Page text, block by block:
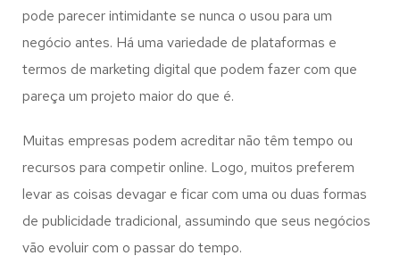
pode parecer intimidante se nunca o usou para um
negócio antes. Há uma variedade de plataformas e
termos de marketing digital que podem fazer com que
pareça um projeto maior do que é.
Muitas empresas podem acreditar não têm tempo ou
recursos para competir online. Logo, muitos preferem
levar as coisas devagar e ficar com uma ou duas formas
de publicidade tradicional, assumindo que seus negócios
vão evoluir com o passar do tempo.